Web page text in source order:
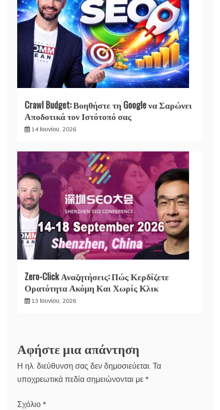
Crawl Budget: Βοηθήστε τη Google να Σαρώνει
Αποδοτικά τον Ιστότοπό σας
14 Ιουνίου, 2026
Zero-Click Αναζητήσεις: Πώς Κερδίζετε
Ορατότητα Ακόμη Και Χωρίς Κλικ
13 Ιουνίου, 2026
Αφήστε μια απάντηση
Η ηλ. διεύθυνση σας δεν δημοσιεύεται. Τα
υποχρεωτικά πεδία σημειώνονται με *
Σχόλιο *